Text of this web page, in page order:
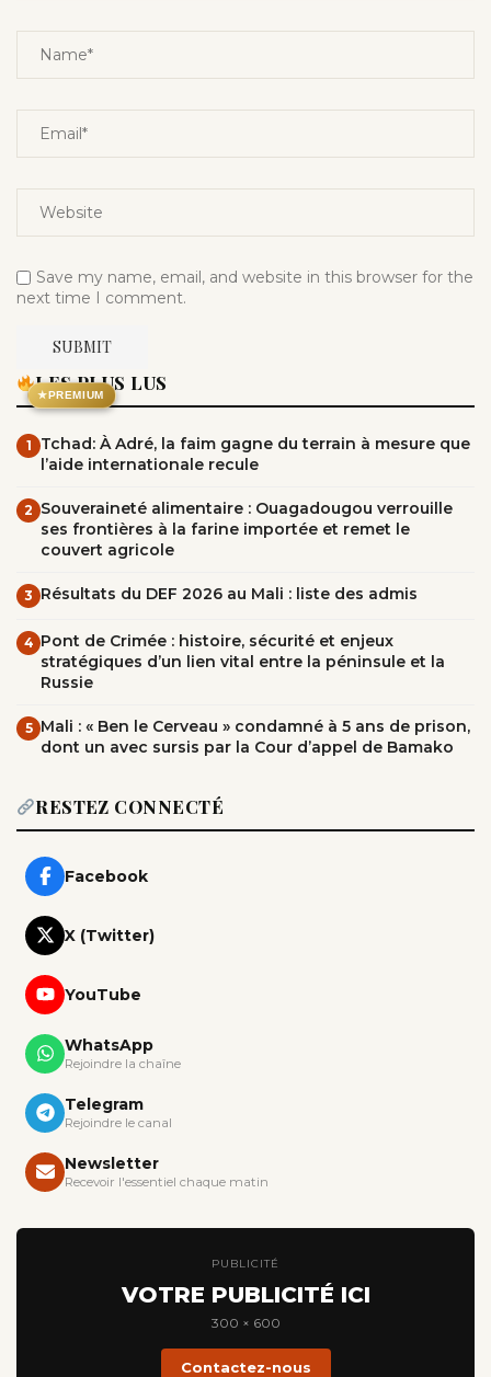
Save my name, email, and website in this browser for the
next time I comment.
★PREMIUM
LES PLUS LUS
1
Tchad: À Adré, la faim gagne du terrain à mesure que
l’aide internationale recule
2 Souveraineté alimentaire : Ouagadougou verrouille
ses frontières à la farine importée et remet le
couvert agricole
3 Résultats du DEF 2026 au Mali : liste des admis
4 Pont de Crimée : histoire, sécurité et enjeux
stratégiques d’un lien vital entre la péninsule et la
Russie
5 Mali : « Ben le Cerveau » condamné à 5 ans de prison,
dont un avec sursis par la Cour d’appel de Bamako
RESTEZ CONNECTÉ
Facebook
X (Twitter)
YouTube
WhatsApp
Rejoindre la chaîne
Telegram
Rejoindre le canal
Newsletter
Recevoir l'essentiel chaque matin
PUBLICITÉ
VOTRE PUBLICITÉ ICI
300 × 600
Contactez-nous